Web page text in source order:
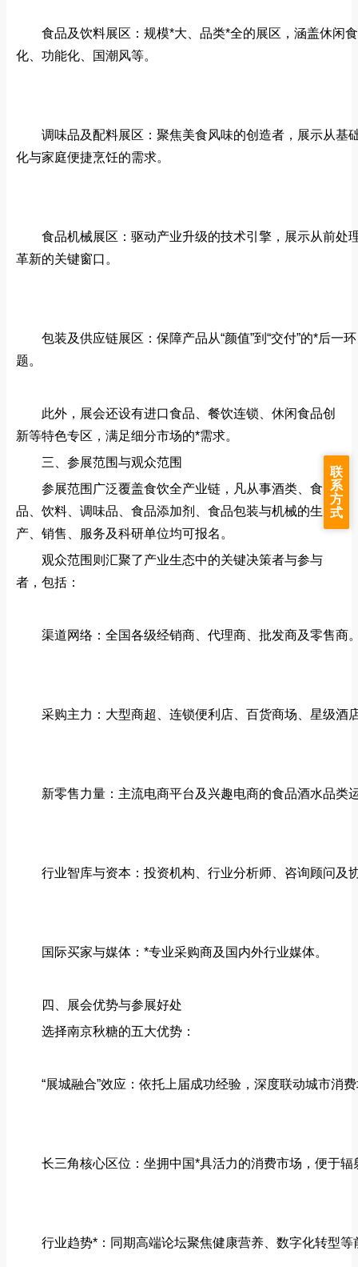
食品及饮料展区：规模*大、品类*全的展区，涵盖休闲
化、功能化、国潮风等。
调味品及配料展区：聚焦美食风味的创造者，展示从基
化与家庭便捷烹饪的需求。
食品机械展区：驱动产业升级的技术引擎，展示从前处
革新的关键窗口。
包装及供应链展区：保障产品从“颜值”到“交付”的*后
题。
此外，展会还设有进口食品、餐饮连锁、休闲食品创
新等特色专区，满足细分市场的*需求。
三、参展范围与观众范围
参展范围广泛覆盖食饮全产业链，凡从事酒类、食
品、饮料、调味品、食品添加剂、食品包装与机械的生
产、销售、服务及科研单位均可报名。
观众范围则汇聚了产业生态中的关键决策者与参与
者，包括：
渠道网络：全国各级经销商、代理商、批发商及零售商
采购主力：大型商超、连锁便利店、百货商场、星级酒
新零售力量：主流电商平台及兴趣电商的食品酒水品类
行业智库与资本：投资机构、行业分析师、咨询顾问及
国际买家与媒体：*专业采购商及国内外行业媒体。
四、展会优势与参展好处
选择南京秋糖的五大优势：
“展城融合”效应：依托上届成功经验，深度联动城市消
长三角核心区位：坐拥中国*具活力的消费市场，便于
行业趋势*：同期高端论坛聚焦健康营养、数字化转型
联
系
方
式